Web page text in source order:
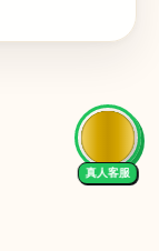
真人客服